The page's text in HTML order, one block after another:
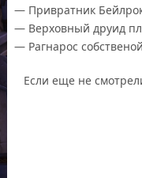
— Привратник
— Верховный друид
— Рагнарос
Если еще не